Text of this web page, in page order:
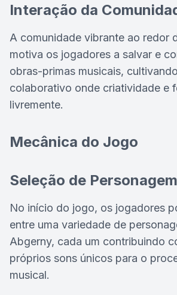
Interação da
A comunidade vibrante ao redor
motiva os jogadores a salvar e
obras-primas musicais,
colaborativo onde criatividade e
livremente.
Mecânica do Jogo
Seleção de Personagem
No início do jogo, os jogadores
entre uma variedade de
Abgerny, cada um contribuindo
próprios sons únicos para o
musical.